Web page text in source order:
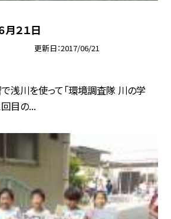
２１日
更新日 2017/06/21
浅川を使って「環境調査隊 川の学
回目の...